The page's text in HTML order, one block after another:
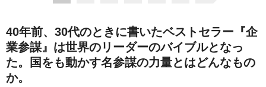
40年前、30代のときに書いたベストセラー『企
業参謀』は世界のリーダーのバイブルとなっ
た。国をも動かす名参謀の力量とはどんなもの
か。